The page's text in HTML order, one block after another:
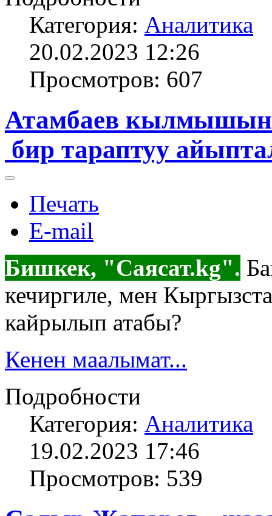
Категория: Аналитика
20.02.2023 12:26
Просмотров: 607
Атамбаев кылмышын
бир тараптуу
Печать
E-mail
Бишкек, "Саясат.kg".
кечиргиле, мен
кайрылып атабы?
Кенен маалымат...
Подробности
Категория: Аналитика
19.02.2023 17:46
Просмотров: 539